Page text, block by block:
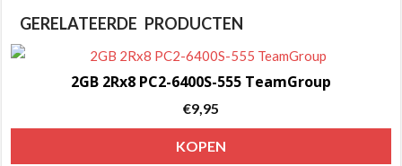
GERELATEERDE PRODUCTEN
2GB 2Rx8 PC2-6400S-555 TeamGroup
€9,95
KOPEN